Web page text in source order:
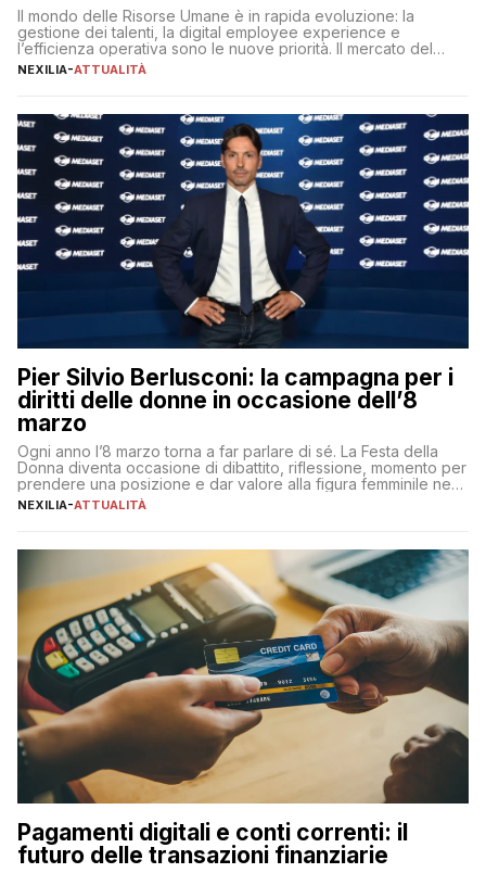
Il mondo delle Risorse Umane è in rapida evoluzione: la
gestione dei talenti, la digital employee experience e
l’efficienza operativa sono le nuove priorità. Il mercato del
lavoro, d’altra parte, è sempre più competitivo con una lotta
NEXILIA-ATTUALITÀ
Pier Silvio Berlusconi: la campagna per i
diritti delle donne in occasione dell’8
marzo
Ogni anno l’8 marzo torna a far parlare di sé. La Festa della
Donna diventa occasione di dibattito, riflessione, momento per
prendere una posizione e dar valore alla figura femminile nella
sua complessità e crucialità. A lanciare un messaggio “forte e
NEXILIA-ATTUALITÀ
Pagamenti digitali e conti correnti: il
futuro delle transazioni finanziarie